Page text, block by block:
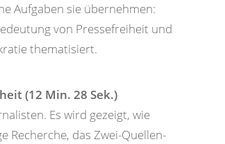
Aufgaben sie übernehmen:
von Pressefreiheit und
thematisiert.
(12 Min. 28 Sek.)
Es wird gezeigt, wie
das Zwei-Quellen-